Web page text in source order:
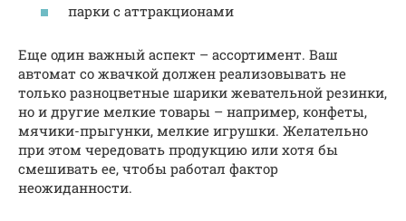
парки с аттракционами
Еще один важный аспект – ассортимент. Ваш
автомат со жвачкой должен реализовывать не
только разноцветные шарики жевательной резинки,
но и другие мелкие товары – например, конфеты,
мячики-прыгунки, мелкие игрушки. Желательно
при этом чередовать продукцию или хотя бы
смешивать ее, чтобы работал фактор
неожиданности.